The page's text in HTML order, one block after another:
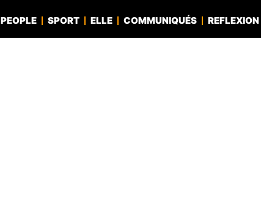
PEOPLE SPORT ELLE COMMUNIQUÉS REFLEXION